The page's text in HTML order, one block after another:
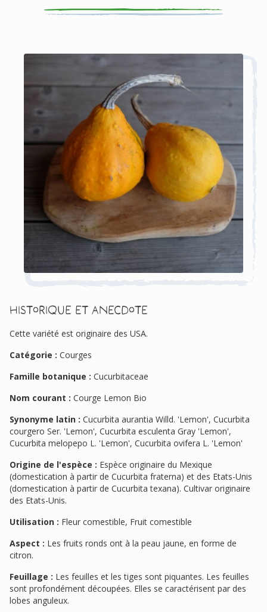
Historique et anecdote
Cette variété est originaire des USA.
Catégorie : Courges
Famille botanique : Cucurbitaceae
Nom courant : Courge Lemon Bio
Synonyme latin : Cucurbita aurantia Willd. 'Lemon', Cucurbita
courgero Ser. 'Lemon', Cucurbita esculenta Gray 'Lemon',
Cucurbita melopepo L. 'Lemon', Cucurbita ovifera L. 'Lemon'
Origine de l'espèce : Espèce originaire du Mexique
(domestication à partir de Cucurbita fraterna) et des Etats-Unis
(domestication à partir de Cucurbita texana). Cultivar originaire
des Etats-Unis.
Utilisation : Fleur comestible, Fruit comestible
Aspect : Les fruits ronds ont à la peau jaune, en forme de
citron.
Feuillage : Les feuilles et les tiges sont piquantes. Les feuilles
sont profondément découpées. Elles se caractérisent par des
lobes anguleux.